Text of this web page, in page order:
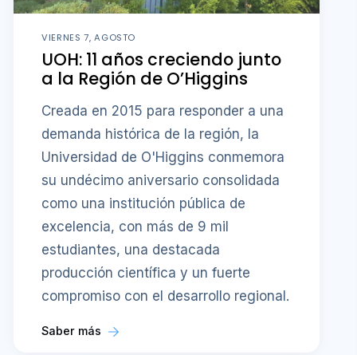
VIERNES 7, AGOSTO
UOH: 11 años creciendo junto
a la Región de O’Higgins
Creada en 2015 para responder a una
demanda histórica de la región, la
Universidad de O'Higgins conmemora
su undécimo aniversario consolidada
como una institución pública de
excelencia, con más de 9 mil
estudiantes, una destacada
producción científica y un fuerte
compromiso con el desarrollo regional.
Saber más